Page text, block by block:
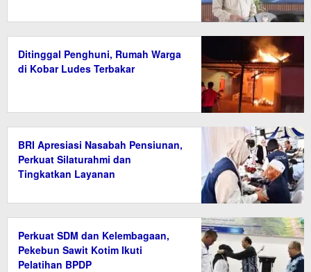
Ditinggal Penghuni, Rumah Warga
di Kobar Ludes Terbakar
BRI Apresiasi Nasabah Pensiunan,
Perkuat Silaturahmi dan
Tingkatkan Layanan
Perkuat SDM dan Kelembagaan,
Pekebun Sawit Kotim Ikuti
Pelatihan BPDP